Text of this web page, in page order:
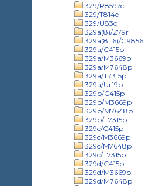
329/R8597c
329/T814e
329/U83o
329a(8)/Z79r
329a(8=6)/G9856f
329a/C415p
329a/M3669p
329a/M7648p
329a/T7315p
329a/Ur19p
329b/C415p
329b/M3669p
329b/M7648p
329b/T7315p
329c/C415p
329c/M3669p
329c/M7648p
329c/T7315p
329d/C415p
329d/M3669p
329d/M7648p